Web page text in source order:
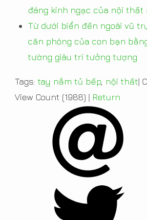
đáng kinh ngạc của nội thất
Từ dưới biển đến ngoài vũ
căn phòng của con bạn
tường giàu trí tưởng tượng
Tags: tay nắm tủ bếp nội thất|
View Count (1988) | Return